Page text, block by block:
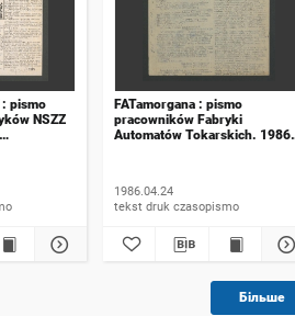
: pismo
NSZZ
FATamorgana : pismo
pracowników Fabryki
Automatów Tokarskich. 1986,
1986.04.24
tekst druk czasopismo
Більше